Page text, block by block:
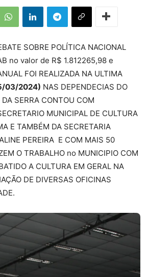
SOBRE POLÍTICA NACIONAL
no valor de R$ 1.812265,98 e
FOI REALIZADA NA ULTIMA
03/2024) NAS DEPENDECIAS DO
SERRA CONTOU COM
MUNICIPAL DE CULTURA
E TAMBÉM DA SECRETARIA
PEREIRA E COM MAIS 50
O TRABALHO no MUNICIPIO COM
A CULTURA EM GERAL NA
DE DIVERSAS OFICINAS